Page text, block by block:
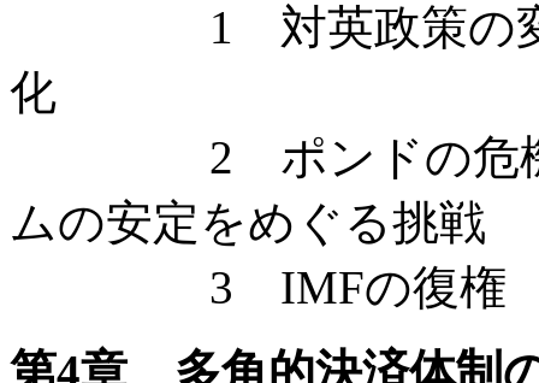
1 対英政策の変容
化
2 ポンドの危機と
ムの安定をめぐる挑戦
3 IMFの復権
第4章 多角的決済体制